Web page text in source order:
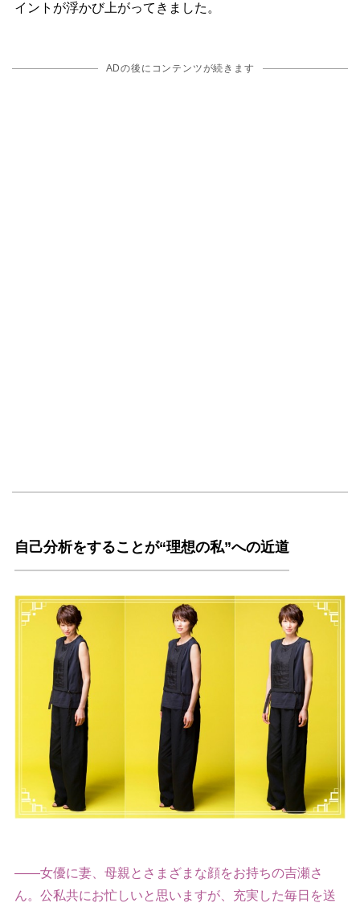
イントが浮かび上がってきました。
ADの後にコンテンツが続きます
自己分析をすることが“理想の私”への近道
――女優に妻、母親とさまざまな顔をお持ちの吉瀬さ
ん。公私共にお忙しいと思いますが、充実した毎日を送